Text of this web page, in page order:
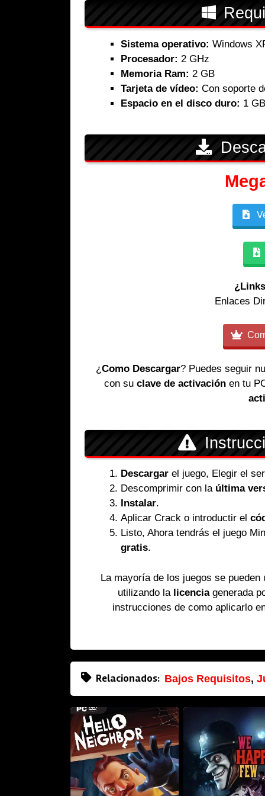
Sistema operativo: Windows
Procesador: 2 GHz
Memoria Ram: 2 GB
Tarjeta de vídeo: Con soporte
Espacio en el disco duro: 1 GB
Enlaces
¿Como Descargar? Puedes seguir
con su clave de activación en tu
Descargar el juego, Elegir el
Descomprimir con la última
Instalar.
Aplicar Crack o introductir el
Listo, Ahora tendrás el juego
gratis.
La mayoría de los juegos se
utilizando la licenciagenerada
instrucciones de como aplicarlo
Relacionados: Bajos Requisitos,